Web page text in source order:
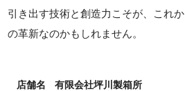
引き出す技術と創造力こそが、これ
の革新なのかもしれません。
店舗名 有限会社坪川製箱所